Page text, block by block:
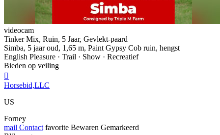
videocam
Tinker Mix, Ruin, 5 Jaar, Gevlekt-paard
Simba, 5 jaar oud, 1,65 m, Paint Gypsy Cob ruin, hengst
English Pleasure · Trail · Show · Recreatief
Bieden op veiling

Horsebid,LLC
US
Forney
mail Contact favorite Bewaren Gemarkeerd